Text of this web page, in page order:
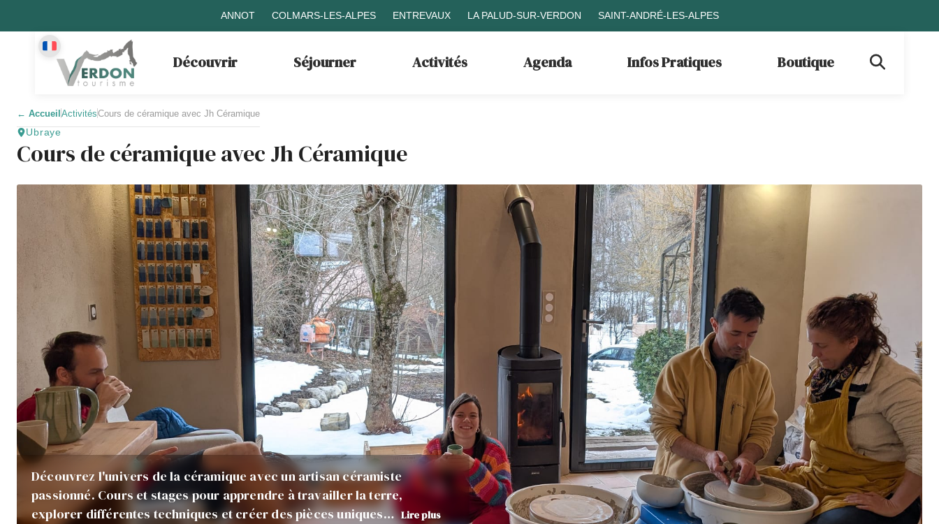
ANNOT COLMARS-LES-ALPES ENTREVAUX LA PALUD-SUR-VERDON SAINT-ANDRÉ-LES-ALPES
Découvrir Séjourner Activités Agenda Infos Pratiques Boutique
← AccueilActivitésCours de céramique avec Jh Céramique
Ubraye
Cours de céramique avec Jh Céramique
Découvrez l'univers de la céramique avec un artisan céramiste
passionné. Cours et stages pour apprendre à travailler la terre,
explorer différentes techniques et créer des pièces uniques… Lire plus